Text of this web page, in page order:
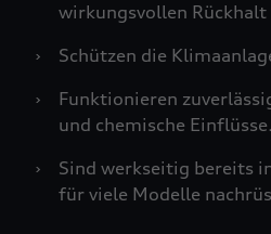
wirkungsvollen
›
Schützen die
›
Funktionieren
und chemische Einflüsse.
›
Sind werkseitig bereits
für viele Modelle